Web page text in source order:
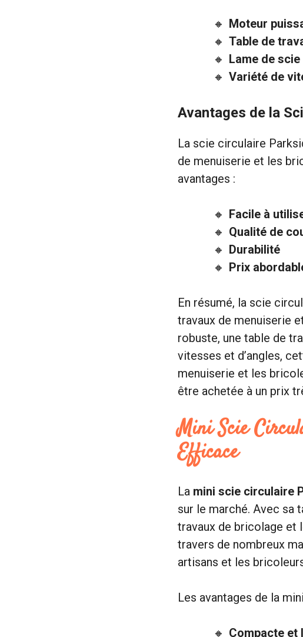
Moteur
Table de
Lame de
Variété de
Avantages de la
La scie circulaire
de menuiserie et les
avantages :
Facile à
Qualité de
Durabilité
Prix
En résumé, la scie
travaux de menuiserie
robuste, une table de
vitesses et d’angles,
menuiserie et les
être achetée à un prix
Mini Scie
Efficace
La mini scie circulaire
sur le marché. Avec sa
travaux de bricolage et
travers de nombreux
artisans et les
Les avantages de la
Compacte et